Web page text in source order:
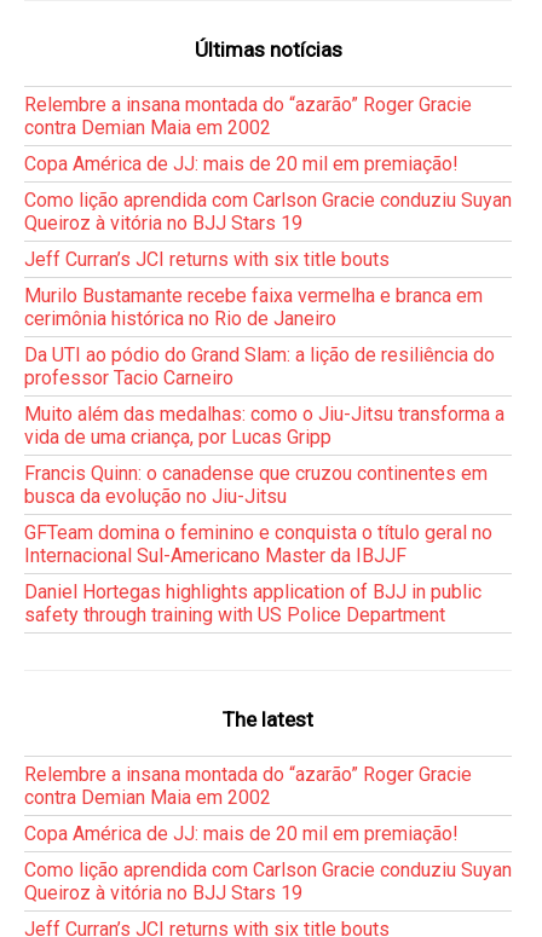
Últimas notícias
Relembre a insana montada do “azarão” Roger Gracie
contra Demian Maia em 2002
Copa América de JJ: mais de 20 mil em premiação!
Como lição aprendida com Carlson Gracie conduziu Suyan
Queiroz à vitória no BJJ Stars 19
Jeff Curran’s JCI returns with six title bouts
Murilo Bustamante recebe faixa vermelha e branca em
cerimônia histórica no Rio de Janeiro
Da UTI ao pódio do Grand Slam: a lição de resiliência do
professor Tacio Carneiro
Muito além das medalhas: como o Jiu-Jitsu transforma a
vida de uma criança, por Lucas Gripp
Francis Quinn: o canadense que cruzou continentes em
busca da evolução no Jiu-Jitsu
GFTeam domina o feminino e conquista o título geral no
Internacional Sul-Americano Master da IBJJF
Daniel Hortegas highlights application of BJJ in public
safety through training with US Police Department
The latest
Relembre a insana montada do “azarão” Roger Gracie
contra Demian Maia em 2002
Copa América de JJ: mais de 20 mil em premiação!
Como lição aprendida com Carlson Gracie conduziu Suyan
Queiroz à vitória no BJJ Stars 19
Jeff Curran’s JCI returns with six title bouts